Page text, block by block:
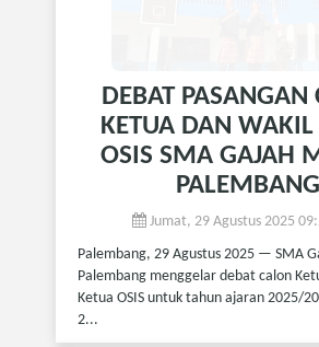
DEBAT PASANGAN
KETUA DAN WAKIL
OSIS SMA GAJAH
PALEMBANG
Jumat, 29 Agustus 2025
Palembang, 29 Agustus 2025 — SMA
Palembang menggelar debat calon
Ketua OSIS untuk tahun ajaran 2025/
2...